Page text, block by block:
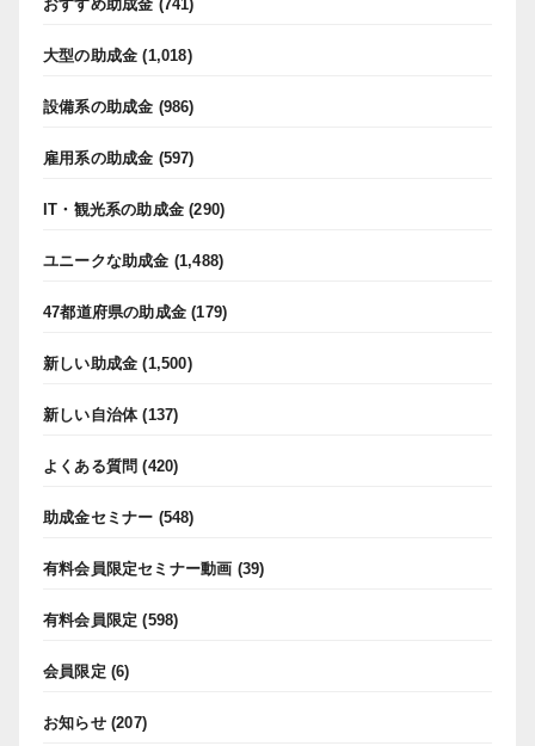
おすすめ助成金 (741)
大型の助成金 (1,018)
設備系の助成金 (986)
雇用系の助成金 (597)
IT・観光系の助成金 (290)
ユニークな助成金 (1,488)
47都道府県の助成金 (179)
新しい助成金 (1,500)
新しい自治体(137)
よくある質問 (420)
助成金セミナー (548)
有料会員限定セミナー動画 (39)
有料会員限定 (598)
会員限定 (6)
お知らせ(207)